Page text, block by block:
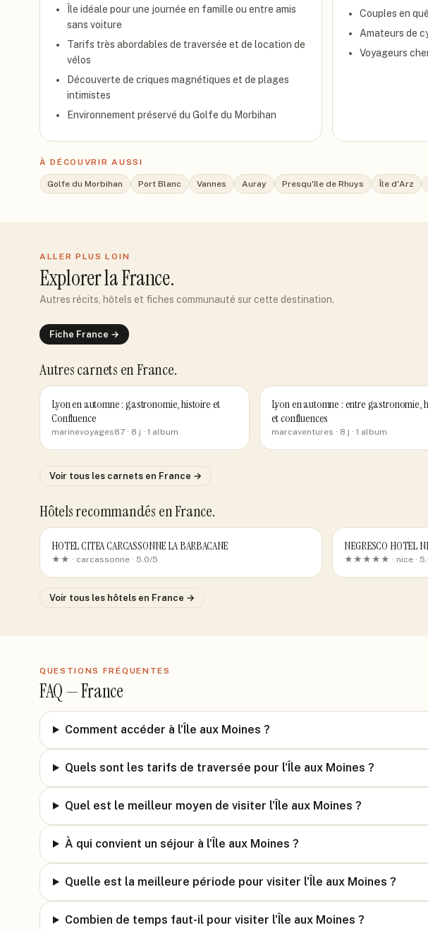
Île idéale pour une journée en famille ou entre amis
sans voiture
Tarifs très abordables de traversée et de location de
vélos
Découverte de criques magnétiques et de plages
intimistes
Environnement préservé du Golfe du Morbihan
Couples en
Amateurs de
Voyageurs
À DÉCOUVRIR AUSSI
Golfe du Morbihan Port Blanc Vannes Auray Presqu'île de Rhuys Île d'Arz
ALLER PLUS LOIN
Explorerla France.
Autres récits, hôtels et fiches communauté sur cette destination.
Fiche France →
Autres carnets en France.
Lyon en automne : gastronomie, histoire et
Confluence
marinevoyages87 · 8 j · 1 album
Lyon en automne : entre gastronomie,
et confluences
marcaventures · 8 j · 1 album
Voir tous les carnets en France →
Hôtels recommandés en France.
HOTEL CITEA CARCASSONNE LA BARBACANE
★★ · carcassonne · 5.0/5
NEGRESCO HOTEL
★★★★★ · nice ·
Voir tous les hôtels en France →
QUESTIONS FRÉQUENTES
FAQ —France
Comment accéder à l'Île aux Moines ?
Quels sont les tarifs de traversée pour l'Île aux Moines ?
Quel est le meilleur moyen de visiter l'Île aux Moines ?
À qui convient un séjour à l'Île aux Moines ?
Quelle est la meilleure période pour visiter l'Île aux Moines ?
Combien de temps faut-il pour visiter l'Île aux Moines ?